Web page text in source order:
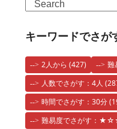
Search
キーワードでさが
2人から (427)
人数でさがす：4人
時間でさがす：30分
難易度でさがす：